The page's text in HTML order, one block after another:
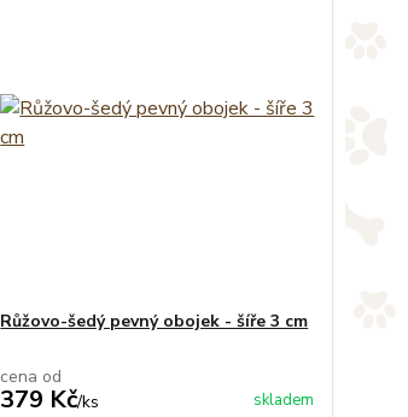
Růžovo-šedý pevný obojek - šíře 3 cm
cena od
379 Kč/ks skladem